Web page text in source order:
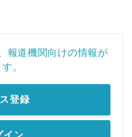
報道機関向けの情報が
。
登録